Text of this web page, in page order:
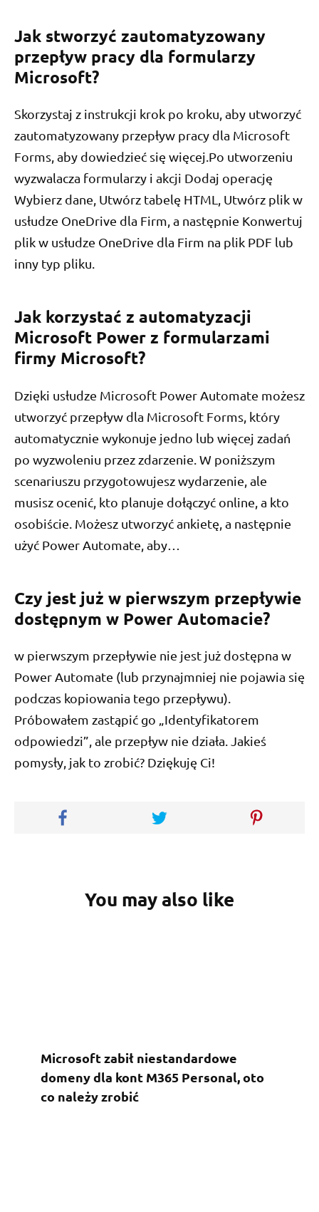
Jak stworzyć zautomatyzowany
przepływ pracy dla formularzy
Microsoft?
Skorzystaj z instrukcji krok po kroku, aby utworzyć
zautomatyzowany przepływ pracy dla Microsoft
Forms, aby dowiedzieć się więcej.Po utworzeniu
wyzwalacza formularzy i akcji Dodaj operację
Wybierz dane, Utwórz tabelę HTML, Utwórz plik w
usłudze OneDrive dla Firm, a następnie Konwertuj
plik w usłudze OneDrive dla Firm na plik PDF lub
inny typ pliku.
Jak korzystać z automatyzacji
Microsoft Power z formularzami
firmy Microsoft?
Dzięki usłudze Microsoft Power Automate możesz
utworzyć przepływ dla Microsoft Forms, który
automatycznie wykonuje jedno lub więcej zadań
po wyzwoleniu przez zdarzenie. W poniższym
scenariuszu przygotowujesz wydarzenie, ale
musisz ocenić, kto planuje dołączyć online, a kto
osobiście. Możesz utworzyć ankietę, a następnie
użyć Power Automate, aby…
Czy jest już w pierwszym przepływie
dostępnym w Power Automacie?
w pierwszym przepływie nie jest już dostępna w
Power Automate (lub przynajmniej nie pojawia się
podczas kopiowania tego przepływu).
Próbowałem zastąpić go „Identyfikatorem
odpowiedzi”, ale przepływ nie działa. Jakieś
pomysły, jak to zrobić? Dziękuję Ci!
You may also like
Microsoft zabił niestandardowe
domeny dla kont M365 Personal, oto
co należy zrobić